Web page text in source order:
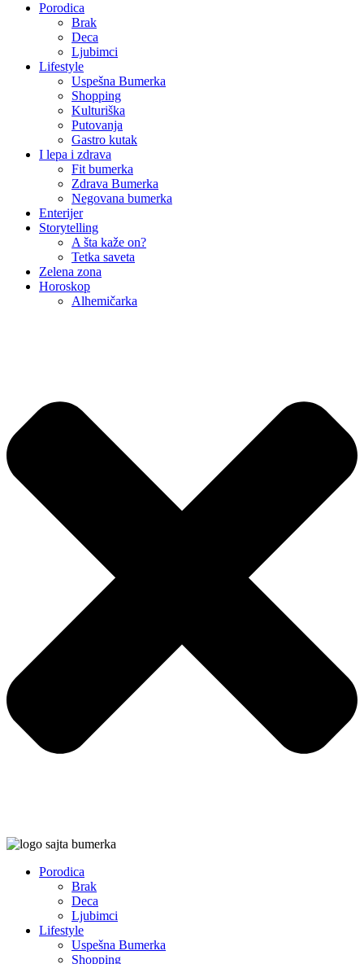
Porodica
Brak
Deca
Ljubimci
Lifestyle
Uspešna Bumerka
Shopping
Kulturiška
Putovanja
Gastro kutak
I lepa i zdrava
Fit bumerka
Zdrava Bumerka
Negovana bumerka
Enterijer
Storytelling
A šta kaže on?
Tetka saveta
Zelena zona
Horoskop
Alhemičarka
Porodica
Brak
Deca
Ljubimci
Lifestyle
Uspešna Bumerka
Shopping